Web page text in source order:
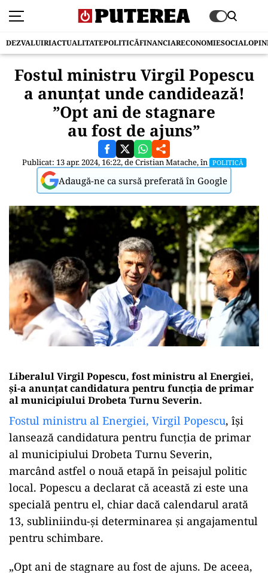
DEZVALUIRIACTUALITATEPOLITICĂFINANCIARECONOMIESOCIAL
Fostul ministru Virgil Popescu
a anunțat unde candidează!
”Opt ani de stagnare
au fost de ajuns”
Publicat: 13 apr. 2024, 16:22, deCristian Matache, în POLITICĂ
Adaugă-ne ca sursă preferată în Google
Liberalul Virgil Popescu, fost ministru al Energiei,
și-a anunţat candidatura pentru funcţia de primar
al municipiului Drobeta Turnu Severin.
Fostul ministru al Energiei, Virgil Popescu, îşi
lansează candidatura pentru funcția de primar
al municipiului Drobeta Turnu Severin,
marcând astfel o nouă etapă în peisajul politic
local. Popescu a declarat că această zi este una
specială pentru el, chiar dacă calendarul arată
13, subliniindu-și determinarea și angajamentul
pentru schimbare.
„Opt ani de stagnare au fost de ajuns. De aceea,